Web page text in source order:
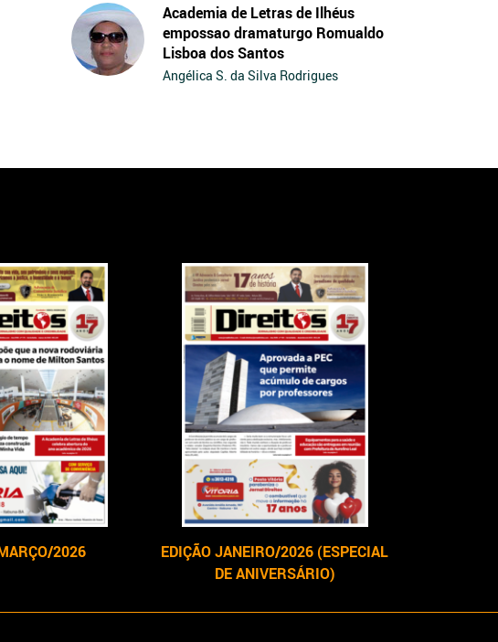
Academia de Letras de Ilhéus
empossao dramaturgo Romualdo
Lisboa dos Santos
Angélica S. da Silva Rodrigues
2026
EDIÇÃO JANEIRO/2026 (ESPECIAL
DE ANIVERSÁRIO)